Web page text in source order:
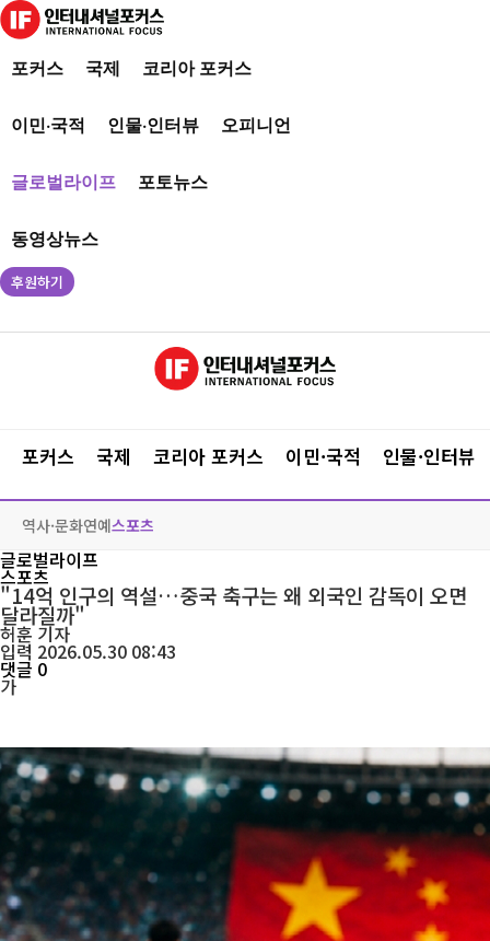
포커스 국제 코리아 포커스
이민·국적 인물·인터뷰 오피니언
글로벌라이프 포토뉴스
동영상뉴스
후원하기
포커스 국제 코리아 포커스 이민·국적 인물·인터뷰
역사·문화연예스포츠
글로벌라이프
스포츠
"14억 인구의 역설…중국 축구는 왜 외국인 감독이 오면
달라질까"
허훈기자
입력 2026.05.30 08:43
댓글 0
가